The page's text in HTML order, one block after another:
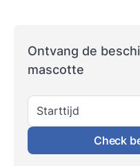
Ontvang de
mascotte
Starttijd
Check